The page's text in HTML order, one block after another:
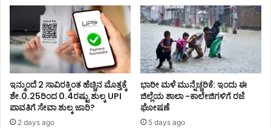
ಇನ್ಮುಂದೆ 2 ಸಾವಿರಕ್ಕಿಂತ ಹೆಚ್ಚಿನ ಮೊತ್ತಕ್ಕೆ
ಶೇ.0.25ರಿಂದ 0.4ರಷ್ಟು ಶುಲ್ಕ UPI
ಪಾವತಿಗೆ ಸೇವಾ ಶುಲ್ಕ ಜಾರಿ?
2 days ago
ಭಾರೀ ಮಳೆ ಮುನ್ನೆಚ್ಚರಿಕೆ: ಇಂದು ಈ
ಜಿಲ್ಲೆಯ ಶಾಲಾ -ಕಾಲೇಜಿಗಳಿಗೆ ರಜೆ
ಘೋಷಣೆ
5 days ago